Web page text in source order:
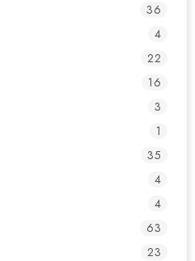
36
4
22
16
3
1
35
4
4
63
23